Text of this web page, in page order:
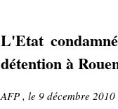
L'Etat
détention à
AFP , le 9 décembre 2010